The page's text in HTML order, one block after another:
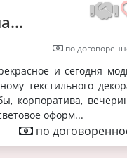
по
и сегодня
текстильного
корпоратива,
оформ...
по